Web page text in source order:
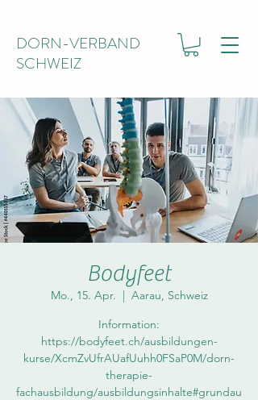
DORN-VERBAND
SCHWEIZ
Bodyfeet
Mo., 15. Apr.
  |
Aarau, Schweiz
Information:
https://bodyfeet.ch/ausbildungen-
kurse/XcmZvUfrAUafUuhh0FSaP0M/dorn-
therapie-
fachausbildung/ausbildungsinhalte#grundau